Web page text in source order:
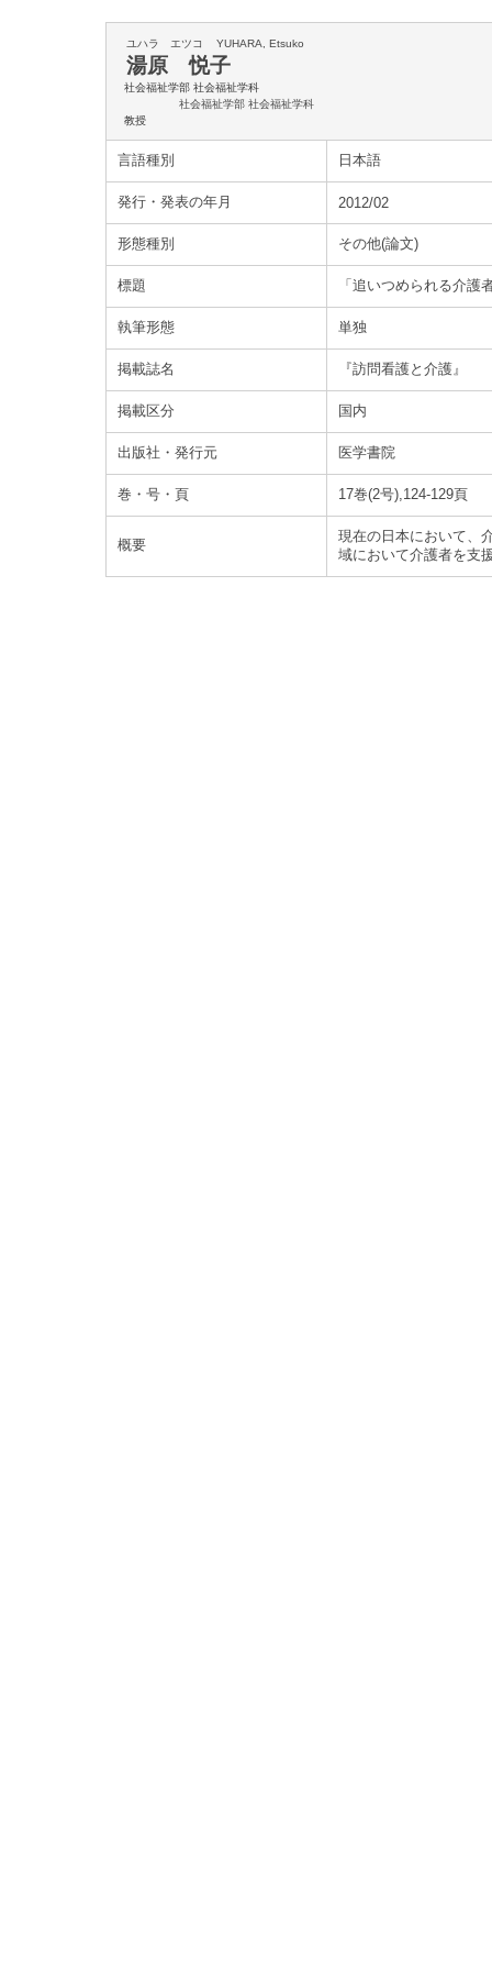
ユハラ エツコ YUHARA, Etsuko
湯原 悦子
社会福祉学部 社会福祉学科
社会福祉学部 社会福祉学科
教授
言語種別 日本語
発行・発表の年月 2012/02
形態種別 その他(論文)
標題 「追いつめられる介
執筆形態 単独
掲載誌名 『訪問看護と介護』
掲載区分 国内
出版社・発行元 医学書院
巻・号・頁 17巻(2号),124-129頁
概要
現在の日本において、
域において介護者を支